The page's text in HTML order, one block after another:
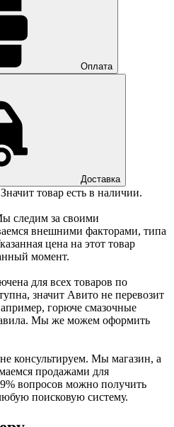
Оплата
Доставка
товар есть в наличии.
следим за своими
внешними факторами, типа
цена на этот товар
момент.
для всех товаров по
значит Авито не перевозит
горюче смазочные
Мы же можем оформить
консультируем. Мы магазин, а
продажами для
вопросов можно получить
поисковую систему.